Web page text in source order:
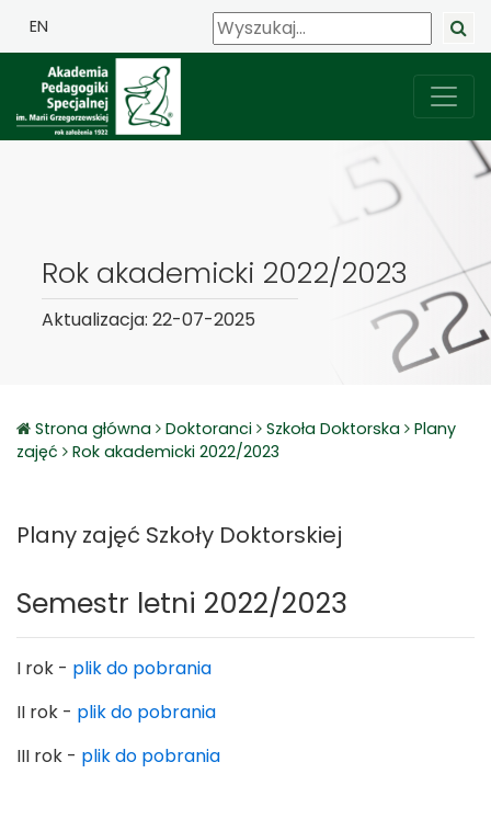
EN
Rok akademicki 2022/2023
Aktualizacja: 22-07-2025
Strona główna Doktoranci Szkoła Doktorska
Plany
zajęć
Rok akademicki 2022/2023
Plany zajęć Szkoły Doktorskiej
Semestr letni 2022/2023
I rok - plik do pobrania
II rok - plik do pobrania
III rok - plik do pobrania